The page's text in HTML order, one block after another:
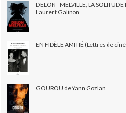
DELON - MELVILLE, LA
Laurent Galinon
EN FIDÈLE AMITIÉ (Lettres de
GOUROU de Yann Gozlan